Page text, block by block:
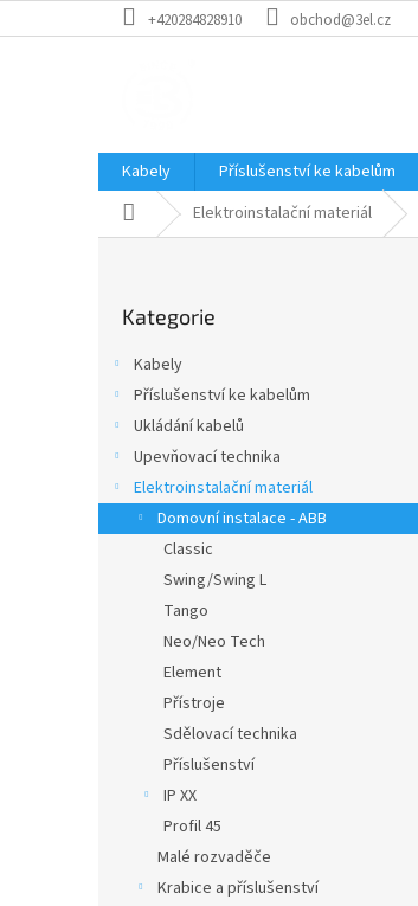
na
+420284828910 obchod@3el.cz
Kabely Příslušenství ke kabelům
Domů Elektroinstalační materiál
a
n
kategorie
Kategorie
Kabely
Příslušenství ke kabelům
Ukládání kabelů
Upevňovací technika
Elektroinstalační materiál
Domovní instalace - ABB
Classic
Swing/Swing L
Tango
Neo/Neo Tech
Element
Přístroje
Sdělovací technika
Příslušenství
IP XX
Profil 45
Malé rozvaděče
Krabice a příslušenství